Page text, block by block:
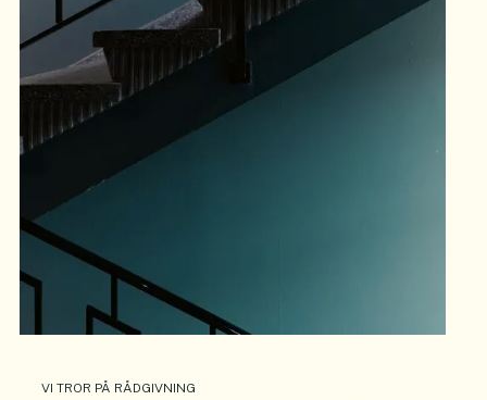
VI TROR PÅ RÅDGIVNING